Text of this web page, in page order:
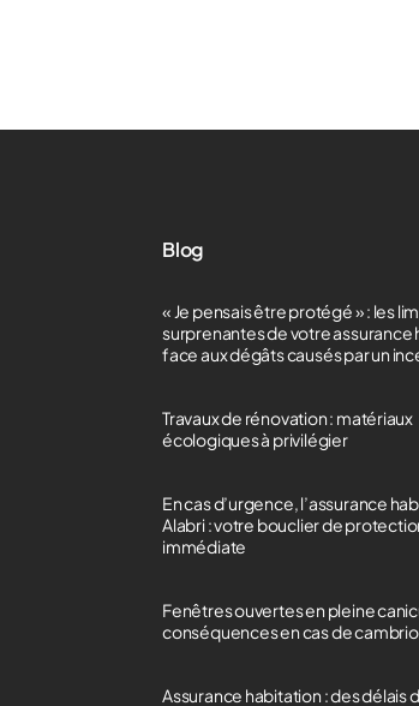
Blog
« Je pensais être protégé » : les
surprenantes de votre assurance
face aux dégâts causés par un
Travaux de rénovation : matériaux
écologiques à privilégier
En cas d’urgence, l’assurance
Alabri : votre bouclier de
immédiate
Fenêtres ouvertes en pleine
conséquences en cas de
Assurance habitation : des délais